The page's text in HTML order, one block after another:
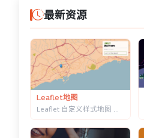
最新资源
Leaflet地图